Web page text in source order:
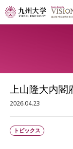
上山隆大内
2026.04.23
トピックス